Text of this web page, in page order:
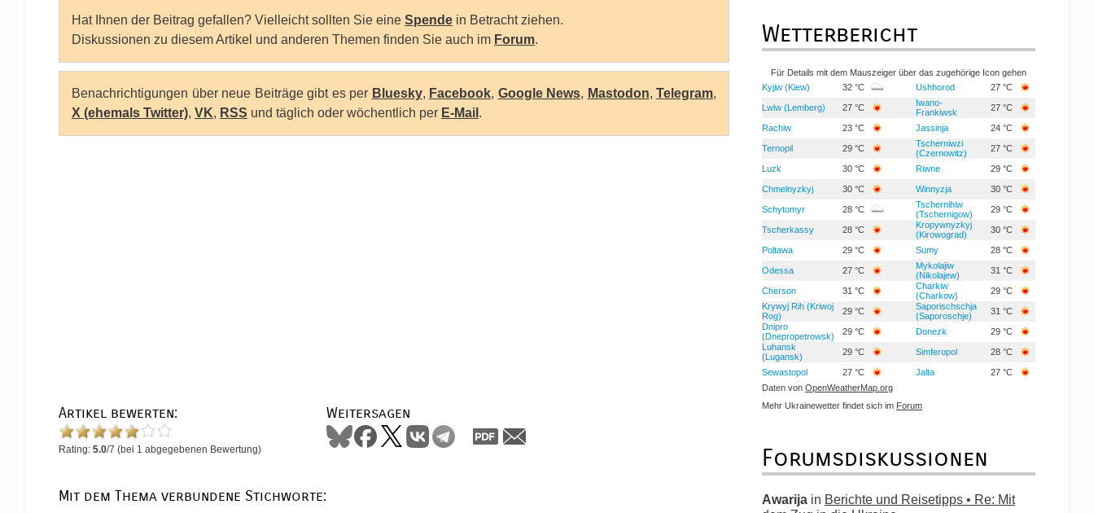
Hat Ihnen der Beitrag gefallen? Vielleicht sollten Sie eine Spende in Betracht ziehen.
Diskussionen zu diesem Artikel und anderen Themen finden Sie auch im Forum.
Benachrichtigungen über neue Beiträge gibt es per Bluesky, Facebook, Google News, Mastodon, Telegram,
X (ehemals Twitter), VK, RSS und täglich oder wöchentlich per E-Mail .
Artikel bewerten:
Rating: 5.0/7 (bei 1 abgegebenen Bewertung)
Weitersagen
Mit dem Thema verbundene Stichworte:
Wetterbericht
Für Details mit dem Mauszeiger über das zugehörige Icon gehen
Kyjiw (Kiew)
32 °C Ushhorod 27 °C
Lwiw (Lemberg) 27 °C
Iwano-
Frankiwsk
27 °C
Rachiw 23 °C Jassinja 24 °C
Ternopil 29 °C
Tscherniwzi
(Czernowitz)
27 °C
Luzk 30 °C Riwne 29 °C
Chmelnyzkyj 30 °C Winnyzja 30 °C
Schytomyr 28 °C
Tschernihiw
(Tschernigow)
29 °C
Tscherkassy 28 °C
Kropywnyzkyj
(Kirowograd)
30 °C
Poltawa 29 °C Sumy 28 °C
Odessa 27 °C
Mykolajiw
(Nikolajew)
31 °C
Cherson 31 °C
Charkiw
(Charkow)
29 °C
Krywyj Rih (Kriwoj
Rog)
29 °C
Saporischschja
(Saporoschje)
31 °C
Dnipro
(Dnepropetrowsk)
29 °C Donezk
29 °C
Luhansk
(Lugansk)
29 °C Simferopol 28 °C
Sewastopol 27 °C Jalta
27 °C
Daten von OpenWeatherMap.org
Mehr Ukrainewetter findet sich im Forum
Forumsdiskussionen
Awarija in Berichte und Reisetipps • Re: Mit